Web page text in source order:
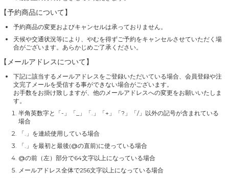
【予約商品について】
予約商品の変更およびキャンセルは承っておりません。
天候や交通状況等により、やむを得ずご予約をキャンセルさせていただく場
合がございます。あらかじめご了承ください。
【メールアドレスについて】
下記に該当するメールアドレスをご登録いただいている場合、会員登録や注
文完了メールを受信する事ができない場合がございます。
お手数をお掛け致しますが、他のメールアドレスへの変更をお願いいたしま
す。
半角英数字と「-」「_」「.」「+」「?」「/」以外の記号が含まれている
場合
「.」を連続使用している場合
「.」を最初と最後(@の直前)に使っている場合
@の前（左）部分で64文字以上になっている場合
メールアドレス全体で256文字以上になっている場合